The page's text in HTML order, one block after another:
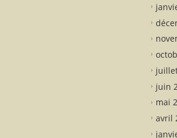
juin
mai
avril